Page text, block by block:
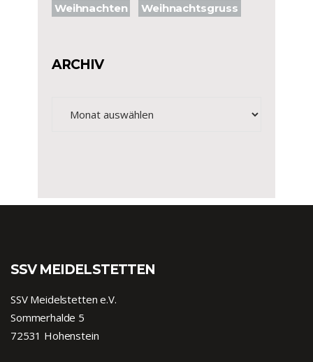
Weihnachten
Weihnachtsgruss
ARCHIV
SSV MEIDELSTETTEN
SSV Meidelstetten e.V.
Sommerhalde 5
72531 Hohenstein